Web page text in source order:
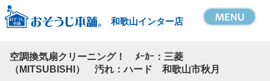
和歌山インター店
空調換気扇クリーニング！ ﾒｰｶｰ：三菱
（MITSUBISHI） 汚れ：ハード 和歌山市秋月